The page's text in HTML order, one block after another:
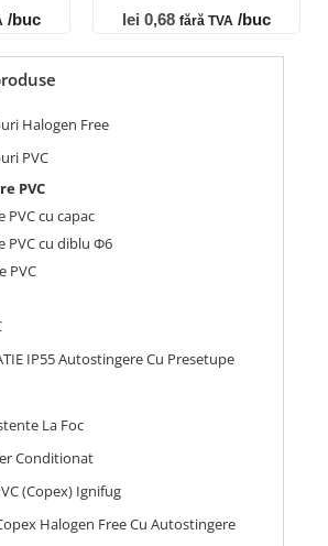
Halogen Free
PVC
PVC
PVC cu capac
PVC cu diblu Φ6
PVC
IP55 Autostingere Cu Presetupe
La Foc
Conditionat
(copex) Ignifug
Halogen Free Cu Autostingere
/buc lei 0,68 fără TVA /buc